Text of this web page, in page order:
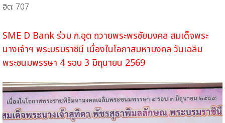
ฮิต: 707
SME D Bank ร่วม ก.อุต ถวายพระพรชัยมงคล สมเด็จพระ
นางเจ้าฯ พระบรมราชินี เนื่องในโอกาสมหามงคล วันเฉลิม
พระชนมพรรษา 4 รอบ 3 มิถุนายน 2569